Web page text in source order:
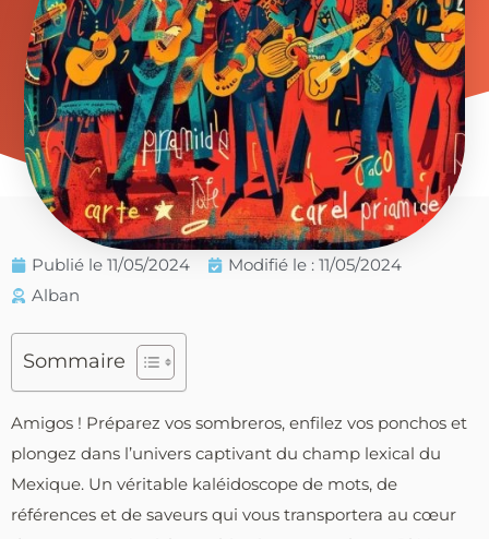
Publié le 11/05/2024
Modifié le : 11/05/2024
Alban
Sommaire
Amigos ! Préparez vos sombreros, enfilez vos ponchos et
plongez dans l’univers captivant du champ lexical du
Mexique. Un véritable kaléidoscope de mots, de
références et de saveurs qui vous transportera au cœur